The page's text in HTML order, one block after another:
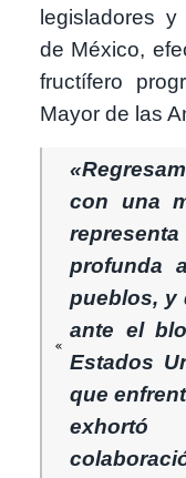
legisladores
de México,
fructífero
Mayor de las
con una
profunda
pueblos, y
ante el
Estados
que